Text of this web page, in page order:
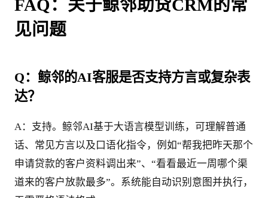
FAQ：关于鲸邻助贷CRM的常
见问题
Q：鲸邻的AI客服是否支持方言或复杂表
达？
A：支持。鲸邻AI基于大语言模型训练，可理解普通
话、常见方言以及口语化指令，例如“帮我把昨天那个
申请贷款的客户资料调出来”、“看看最近一周哪个渠
道来的客户放款最多”。系统能自动识别意图并执行，